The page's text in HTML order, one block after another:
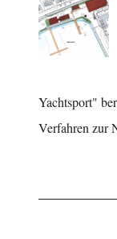
Yachtsport"
Verfahren zur